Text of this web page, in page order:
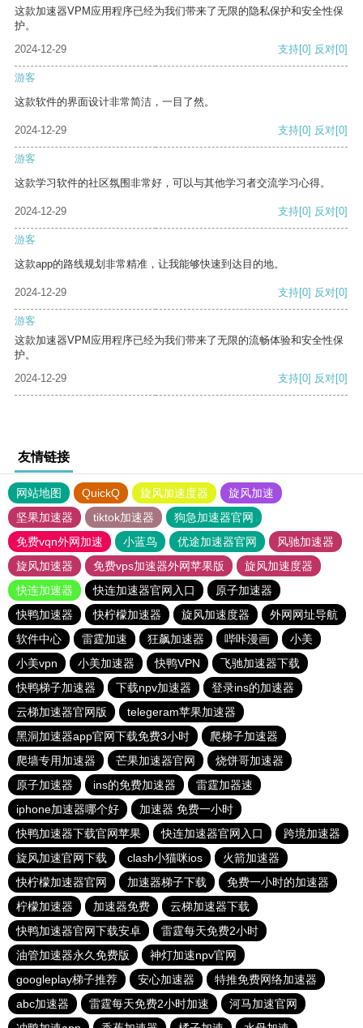
这款加速器VPM应用程序已经为我们带来了无限的隐私保护和安全性保
护。
2024-12-29
支持[0] 反对[0]
游客
这款软件的界面设计非常简洁，一目了然。
2024-12-29 支持[0] 反对[0]
游客
这款学习软件的社区氛围非常好，可以与其他学习者交流学习心得。
2024-12-29 支持[0] 反对[0]
游客
这款app的路线规划非常精准，让我能够快速到达目的地。
2024-12-29 支持[0] 反对[0]
游客
这款加速器VPM应用程序已经为我们带来了无限的流畅体验和安全性保
护。
2024-12-29
支持[0] 反对[0]
友情链接
网站地图 QuickQ 旋风加速度器
旋风加速
坚果加速器
tiktok加速器
狗急加速器官网
免费vqn外网加速
小蓝鸟 优途加速器官网
风驰加速器
旋风加速器
免费vps加速器外网苹果版
旋风加速度器
快连加速器
快连加速器官网入口
原子加速器
快鸭加速器
快柠檬加速器 旋风加速度器
外网网址导航
软件中心
雷霆加速 狂飙加速器 哔咔漫画
小美
小美vpn
小美加速器 快鸭VPN
飞驰加速器下载
快鸭梯子加速器
下载npv加速器
登录ins的加速器
云梯加速器官网版
telegeram苹果加速器
黑洞加速器app官网下载免费3小时
爬梯子加速器
爬墙专用加速器
芒果加速器官网
烧饼哥加速器
原子加速器
ins的免费加速器
雷霆加器速
iphone加速器哪个好
加速器 免费一小时
快鸭加速器下载官网苹果
快连加速器官网入口
跨境加速器
旋风加速官网下载
clash小猫咪ios
火箭加速器
快柠檬加速器官网
加速器梯子下载
免费一小时的加速器
柠檬加速器
加速器免费
云梯加速器下载
快鸭加速器官网下载安卓
雷霆每天免费2小时
油管加速器永久免费版
神灯加速npv官网
googleplay梯子推荐
安心加速器
特推免费网络加速器
abc加速器
雷霆每天免费2小时加速
河马加速官网